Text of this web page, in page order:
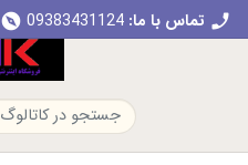
call تماس با ما: 09383431124
explore